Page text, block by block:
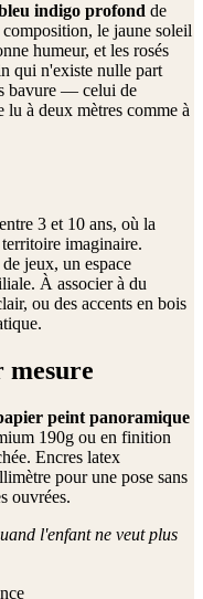
indigo profond de
le jaune soleil
humeur, et les rosés
qui n'existe nulle part
bavure — celui de
à deux mètres comme à
entre 3 et 10 ans, où la
imaginaire.
jeux, un espace
À associer à du
ou des accents en bois
peint panoramique
190g ou en finition
Encres latex
pour une pose sans
ouvrées.
l'enfant ne veut plus